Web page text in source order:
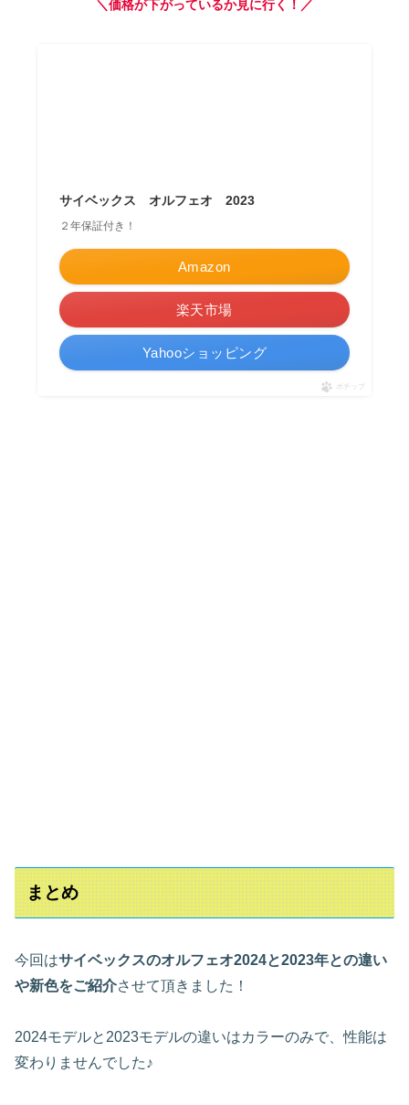
＼価格が下がっているか見に行く！／
サイベックス オルフェオ 2023
２年保証付き！
Amazon
楽天市場
Yahooショッピング
ポチップ
まとめ
今回はサイベックスのオルフェオ2024と2023年との違い
や新色をご紹介させて頂きました！
2024モデルと2023モデルの違いはカラーのみで、性能は
変わりませんでした♪